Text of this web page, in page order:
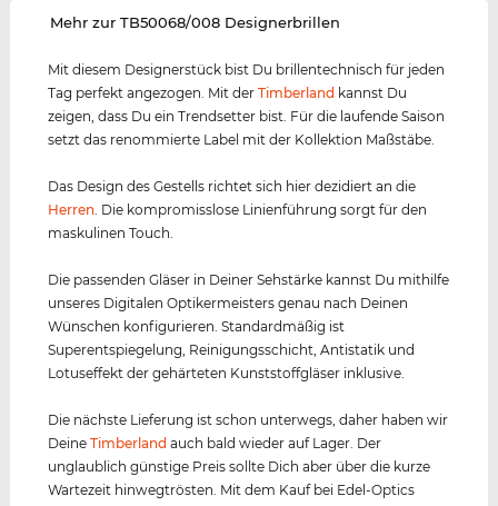
‌Mehr zur TB50068/008 Designerbrillen
Mit diesem Designerstück bist Du brillentechnisch für jeden
Tag perfekt angezogen. Mit derTimberland kannst Du
zeigen, dass Du ein Trendsetter bist. Für die laufende Saison
setzt das renommierte Label mit der Kollektion Maßstäbe.
Das Design des Gestells richtet sich hier dezidiert an die
Herren. Die kompromisslose Linienführung sorgt für den
maskulinen Touch.
Die passenden Gläser in Deiner Sehstärke kannst Du mithilfe
unseres Digitalen Optikermeisters genau nach Deinen
Wünschen konfigurieren. Standardmäßig ist
Superentspiegelung, Reinigungsschicht, Antistatik und
Lotuseffekt der gehärteten Kunststoffgläser inklusive.
Die nächste Lieferung ist schon unterwegs, daher haben wir
DeineTimberland auch bald wieder auf Lager. Der
unglaublich günstige Preis sollte Dich aber über die kurze
Wartezeit hinwegtrösten. Mit dem Kauf bei Edel-Optics